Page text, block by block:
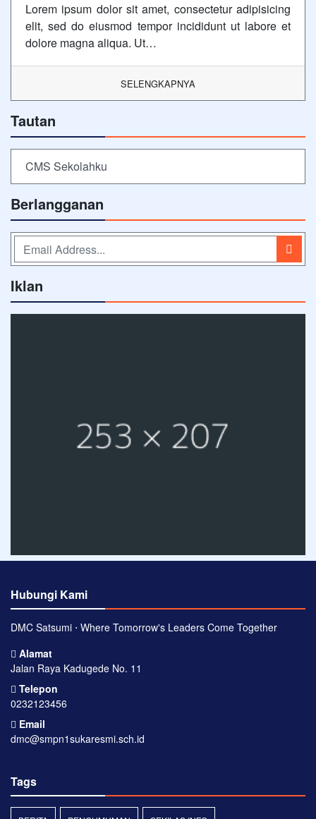
Lorem ipsum dolor sit amet, consectetur adipisicing
elit, sed do eiusmod tempor incididunt ut labore et
dolore magna aliqua. Ut…
SELENGKAPNYA
Tautan
CMS Sekolahku
Berlangganan
Iklan
Hubungi Kami
DMC Satsumi ⋅ Where Tomorrow's Leaders Come Together
Alamat
Jalan Raya Kadugede No. 11
Telepon
0232123456
Email
dmc@smpn1sukaresmi.sch.id
Tags